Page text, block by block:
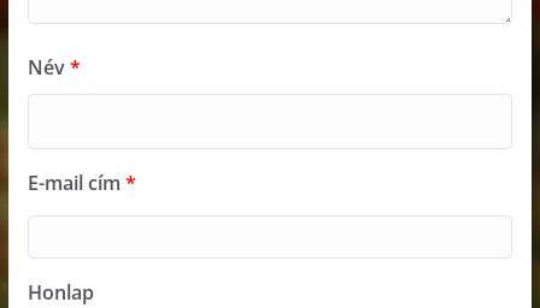
Név*
E-mail cím *
Honlap